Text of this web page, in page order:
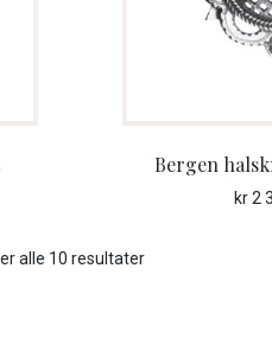
Bergen
kr2
alle 10 resultaterSortert